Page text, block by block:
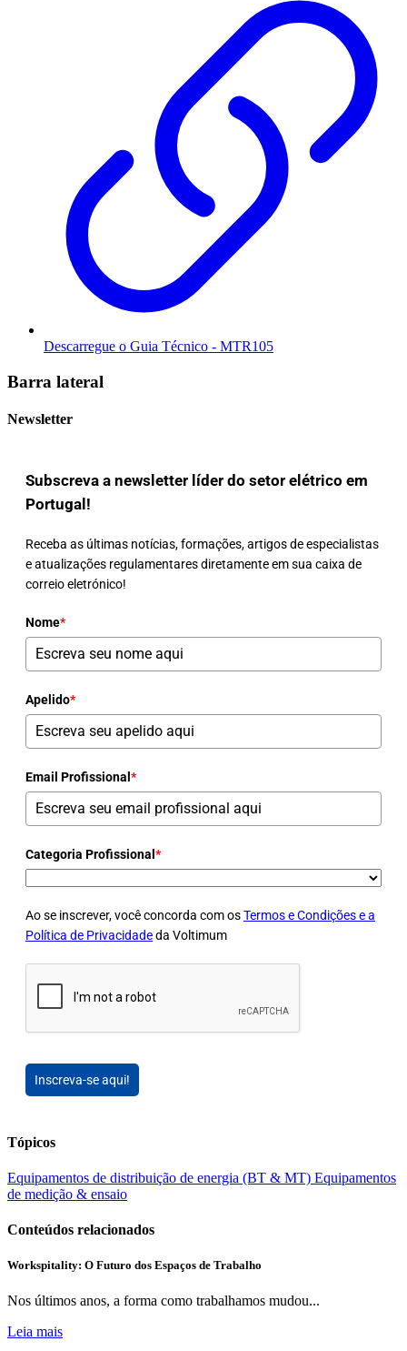
Descarregue o Guia Técnico - MTR105
Barra lateral
Newsletter
Subscreva a newsletter líder do setor elétrico em
Portugal!
Receba as últimas notícias, formações, artigos de especialistas
e atualizações regulamentares diretamente em sua caixa de
correio eletrónico!
Nome*
Apelido*
Email Profissional *
Categoria Profissional *
Ao se inscrever, você concorda com osTermos e Condições e a
Política de Privacidadeda Voltimum
Inscreva-se aqui!
Tópicos
Equipamentos de distribuição de energia (BT & MT) Equipamentos
de medição & ensaio
Conteúdos relacionados
Workspitality: O Futuro dos Espaços de Trabalho
Nos últimos anos, a forma como trabalhamos mudou...
Leia mais